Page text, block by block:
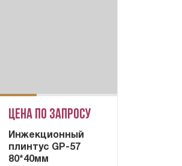
Цена по запросу
Инжекционный
плинтус GP-57
80*40мм